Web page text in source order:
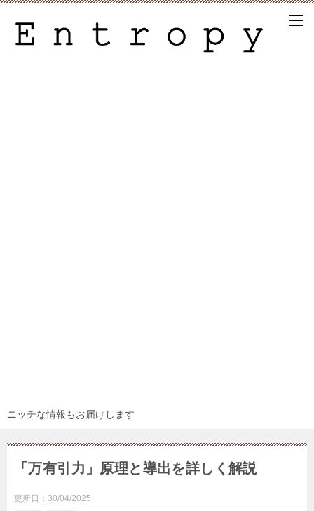
ニッチな情報もお届けします
「万有引力」原理と導出を詳しく解説
更新日： 30/04/2025